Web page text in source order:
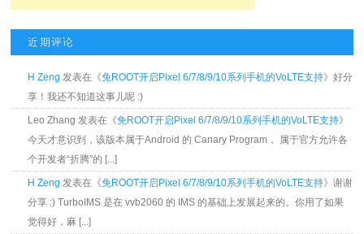
近期评论
H Zeng 发表在《免ROOT开启Pixel 6/7/8/9/10系列手机的VoLTE支持》好分
享！我还不知道这事儿呢 :)
Leo Zhang 发表在《免ROOT开启Pixel 6/7/8/9/10系列手机的VoLTE支持》
今天才意识到，该版本属于Android 的 Canary Program， 属于官方允许各
个开发者“折腾”的 [...]
H Zeng 发表在《免ROOT开启Pixel 6/7/8/9/10系列手机的VoLTE支持》谢谢
分享 :) TurboIMS 是在 vvb2060 的 IMS 的基础上发展起来的。你用了如果
觉得好，麻 [...]